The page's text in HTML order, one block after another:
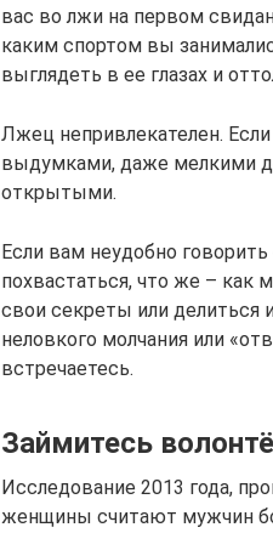
вас во лжи на первом
каким спортом вы
выглядеть в ее глазах и
Лжец непривлекателен.
выдумками, даже мелкими
открытыми.
Если вам неудобно
похвастаться, что же – как
свои секреты или делиться
неловкого молчания или
встречаетесь.
Займитесь
Исследование 2013 года,
женщины считают мужчин